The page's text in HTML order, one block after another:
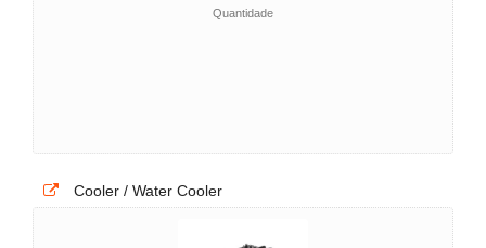
Quantidade
Cooler / Water Cooler